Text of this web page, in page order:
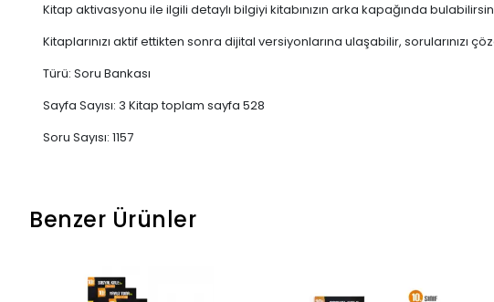
Kitap aktivasyonu ile ilgili detaylı bilgiyi kitabınızın arka kapağında
Kitaplarınızı aktif ettikten sonra dijital versiyonlarına ulaşabilir, sorularınızı
Türü: Soru Bankası
Sayfa Sayısı: 3 Kitap toplam sayfa 528
Soru Sayısı: 1157
Benzer Ürünler